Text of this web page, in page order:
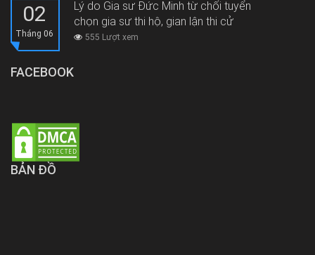
02
Tháng 06
Lý do Gia sư Đức Minh từ chối tuyển
chọn gia sư thi hộ, gian lận thi cử
555 Lượt xem
FACEBOOK
BẢN ĐỒ